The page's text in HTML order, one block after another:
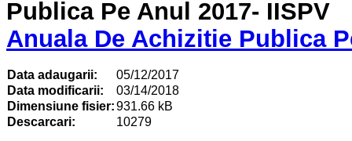
Anuala De Achizitie Publica
Data adaugarii:
05/12/2017
Data modificarii:
03/14/2018
Dimensiune fisier:931.66 kB
Descarcari:
10279